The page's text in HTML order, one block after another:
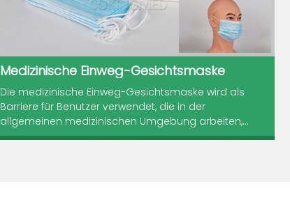
Medizinische Einweg-Gesichtsmaske
Die medizinische Einweg-Gesichtsmaske wird als
Barriere für Benutzer verwendet, die in der
allgemeinen medizinischen Umgebung arbeiten,...